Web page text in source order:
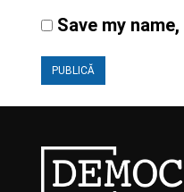
Save my